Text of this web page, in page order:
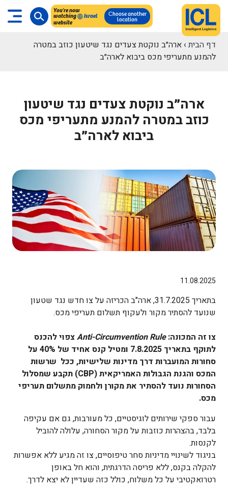
You're now
watching
Israel
website
Сhoose another
location
דף הבית› ארה״ב נוקטת צעדים נגד שיטעון כוזב במטרה
להמנע מתעריפי מכס ביבוא לארה״ב
ארה״ב נוקטת צעדים נגד שיטעון
כוזב במטרה להמנע מתעריפי מכס
ביבוא לארה״ב
11.08.2025
בתאריך 31.7.2025, ארה"ב הכריזה על צו חדש נגד שטעון
שנועד להסתיר מקור ולעקוף תשלום תעריפי מכס.
צו זה המכונה:Anti-Circumvention Ruleצפוי להכנס
לתוקף בתאריך 7.8.2025
ומטיל קנס אחיד של 40% על
סחורות המועברות דרך מדינות שלישיות, ככל שרשות
המכס והגנת הגבולות האמריקאית (CBP) תקבע שמסלול
הסחורות נועד להסתיר את מקורן ולחמוק מתשלום תעריפי
מכס.
עבור ספקי שירותים לוגיסטיים, כל מעורבות, גם אם עקיפה
בלבד, בהצהרות כוזבות על מקור הסחורה, עלולה להוביל
לקנסות.
בניגוד לשינויי מדיניות סחר טיפוסיים, צו זה מגיע ללא אפשרות
להקלה בקנס, ללא פריסה הדרגתית, והוא חל באופן
רטרואקטיבי על כל משלוח, כולל כזה שעדיין לא יצא לדרך.